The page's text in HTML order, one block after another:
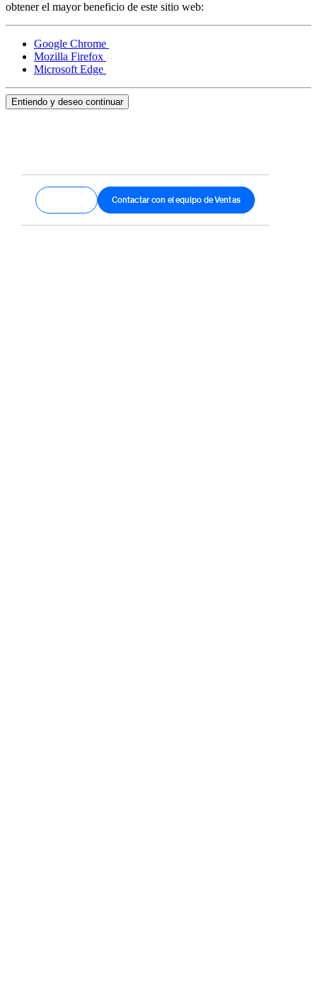
Contactar con el equipo de Ventas
obtener el mayor beneficio de este sitio web:
Google Chrome
Mozilla Firefox
Microsoft Edge
Entiendo y deseo continuar